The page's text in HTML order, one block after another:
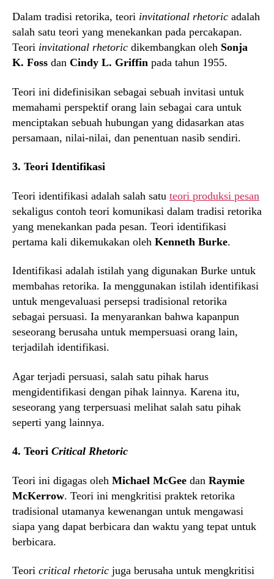
Dalam tradisi retorika, teori invitational rhetoric adalah
salah satu teori yang menekankan pada percakapan.
Teori invitational rhetoric dikembangkan oleh Sonja
K. Foss dan Cindy L. Griffin pada tahun 1955.
Teori ini didefinisikan sebagai sebuah invitasi untuk
memahami perspektif orang lain sebagai cara untuk
menciptakan sebuah hubungan yang didasarkan atas
persamaan, nilai-nilai, dan penentuan nasib sendiri.
3. Teori Identifikasi
Teori identifikasi adalah salah satu teori produksi pesan
sekaligus contoh teori komunikasi dalam tradisi retorika
yang menekankan pada pesan. Teori identifikasi
pertama kali dikemukakan oleh Kenneth Burke.
Identifikasi adalah istilah yang digunakan Burke untuk
membahas retorika. Ia menggunakan istilah identifikasi
untuk mengevaluasi persepsi tradisional retorika
sebagai persuasi. Ia menyarankan bahwa kapanpun
seseorang berusaha untuk mempersuasi orang lain,
terjadilah identifikasi.
Agar terjadi persuasi, salah satu pihak harus
mengidentifikasi dengan pihak lainnya. Karena itu,
seseorang yang terpersuasi melihat salah satu pihak
seperti yang lainnya.
4. Teori Critical Rhetoric
Teori ini digagas oleh Michael McGee dan Raymie
McKerrow. Teori ini mengkritisi praktek retorika
tradisional utamanya kewenangan untuk mengawasi
siapa yang dapat berbicara dan waktu yang tepat untuk
berbicara.
Teori critical rhetoric juga berusaha untuk mengkritisi